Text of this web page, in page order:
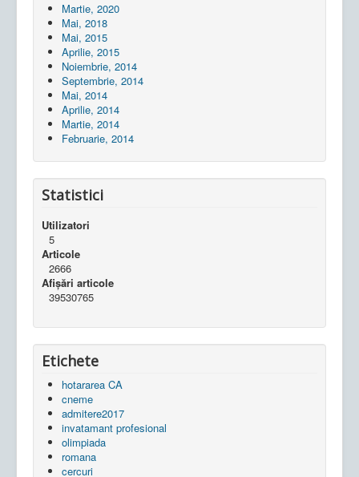
Martie, 2020
Mai, 2018
Mai, 2015
Aprilie, 2015
Noiembrie, 2014
Septembrie, 2014
Mai, 2014
Aprilie, 2014
Martie, 2014
Februarie, 2014
Statistici
Utilizatori
5
Articole
2666
Afișări articole
39530765
Etichete
hotararea CA
cneme
admitere2017
invatamant profesional
olimpiada
romana
cercuri